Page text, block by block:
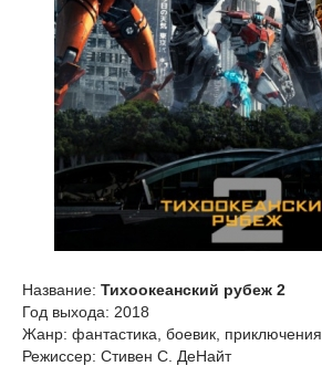
Название: Тихоокеанский рубеж 2
Год выхода: 2018
Жанр: фантастика, боевик, приключения
Режиссер: Стивен С. ДеНайт